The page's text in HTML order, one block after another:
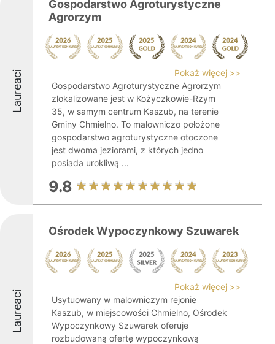
Laureaci
Gospodarstwo Agroturystyczne
Agrorzym
Pokaż więcej >>
Gospodarstwo Agroturystyczne Agrorzym
zlokalizowane jest w Kożyczkowie-Rzym
35, w samym centrum Kaszub, na terenie
Gminy Chmielno. To malowniczo położone
gospodarstwo agroturystyczne otoczone
jest dwoma jeziorami, z których jedno
posiada urokliwą ...
9.8
Laureaci
Ośrodek Wypoczynkowy Szuwarek
Pokaż więcej >>
Usytuowany w malowniczym rejonie
Kaszub, w miejscowości Chmielno, Ośrodek
Wypoczynkowy Szuwarek oferuje
rozbudowaną ofertę wypoczynkową